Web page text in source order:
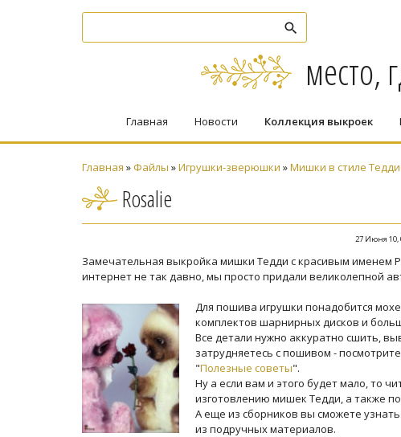
место,
Главная Новости Коллекция выкроек
Главная » Файлы »Игрушки-зверюшки »Мишки в стиле Тедди
Rosalie
27 Июня 10,
Замечательная выкройка мишки Тедди с красивым именем
интернет не так давно, мы просто придали великолепной
Для пошива игрушки понадобится
комплектов шарнирных дисков и
Все детали нужно аккуратно сшить,
затрудняетесь с пошивом - посмотрите
"Полезные советы".
Ну а если вам и этого будет мало, то
изготовлению мишек Тедди, а также
А еще из сборников вы сможете
из подручных материалов.